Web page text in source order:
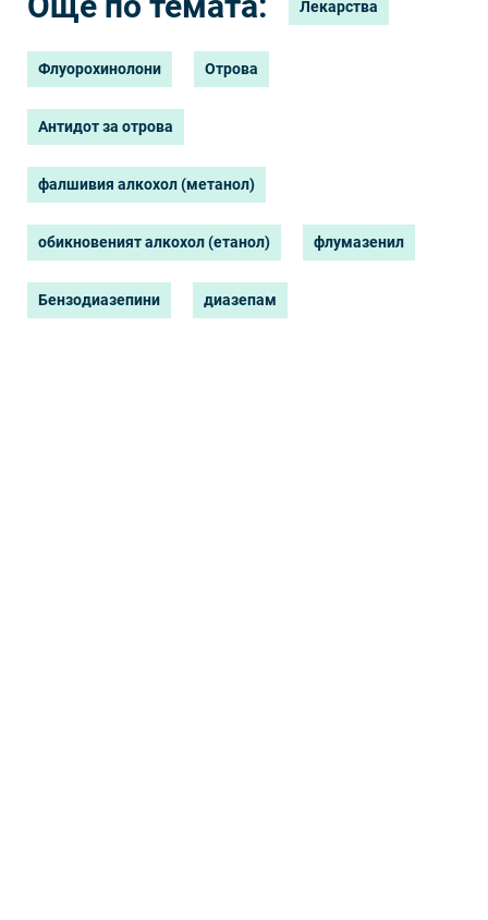
Лекарства
Флуорохинолони Отрова
Антидот за отрова
фалшивия алкохол (метанол)
обикновеният алкохол (етанол) флумазенил
Бензодиазепини диазепам